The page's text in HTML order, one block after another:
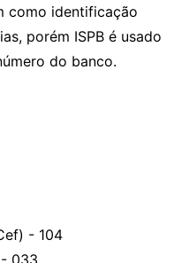
como identificação
porém ISPB é usado
do banco.
- 104
033